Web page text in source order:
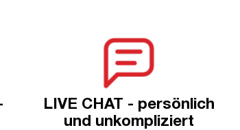
LIVE CHAT - persönlich
und unkompliziert